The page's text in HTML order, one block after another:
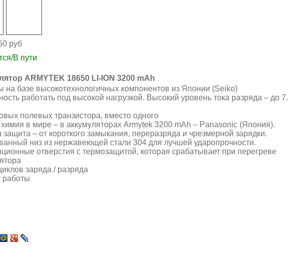
руб
В пути
ARMYTEK 18650 LI-ION 3200 mAh
на базе высокотехнологичных компонентов из Японии (Seiko)
работать под высокой нагрузкой. Высокий уровень тока разряда – до
полевых транзистора, вместо одного
в мире – в аккумуляторах Armytek 3200 mAh – Panasonic (Япония).
защита – от короткого замыкания, переразряда и чрезмерной зарядки.
низ из нержавеющей стали 304 для лучшей ударопрочности.
отверстия с термозащитой, которая срабатывает при перегреве
заряда / разряда
работы